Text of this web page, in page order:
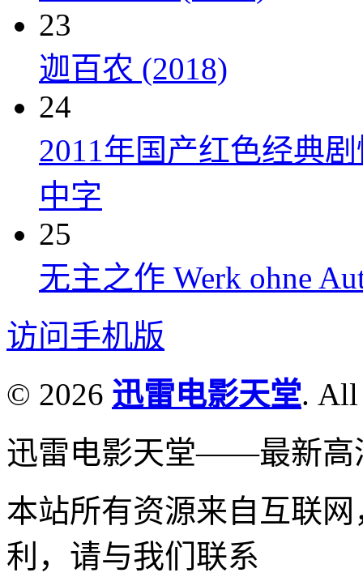
23
迦百农 (2018)
24
2011年国产红色经典
中字
25
无主之作 Werk ohne
访问手机版
© 2026 迅雷电影天堂. All
迅雷电影天堂——最新高
本站所有资源来自互联
利，请与我们联系